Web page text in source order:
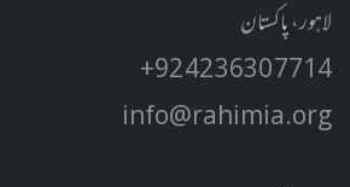
لاہور، پاکستان
+92 42 3630 7714
info@rahimia.org